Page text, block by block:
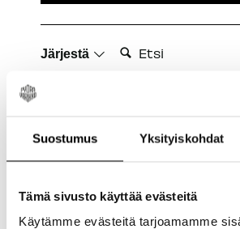
Suostumus Yksityiskohdat
Tämä sivusto käyttää evästeitä
Käytämme evästeitä tarjoamamme
Järjestä Etsi:
Varmistettu ostaja